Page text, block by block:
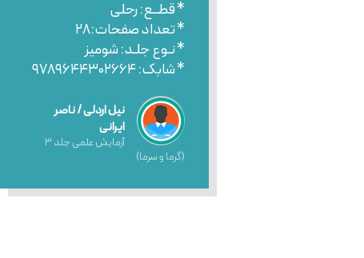
* قطــع: رحلی
* تعداد صفحات:۲۸
* نـوع جلـد: شومیز
* شابک: ۹۷۸۹۶۴۴۳۰۲۶۶۴
نیل اردلی / ناصر
ایرانی
آزمایش علمی جلد ۳
(گرما و سرما)